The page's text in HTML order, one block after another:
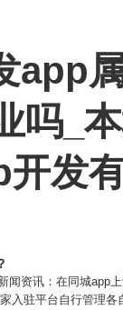
app
吗_
开发
资讯：在同城app
入驻平台自行管理